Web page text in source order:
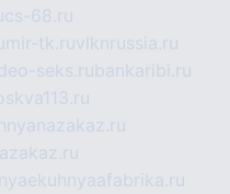
cs-68.ru
mir-tk.ruvlknrussia.ru
seks.rubankaribi.ru